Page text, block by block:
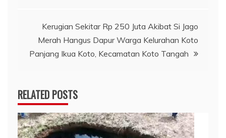
Kerugian Sekitar Rp 250 Juta Akibat Si Jago
Merah Hangus Dapur Warga Kelurahan Koto
Panjang Ikua Koto, Kecamatan Koto Tangah
RELATED POSTS